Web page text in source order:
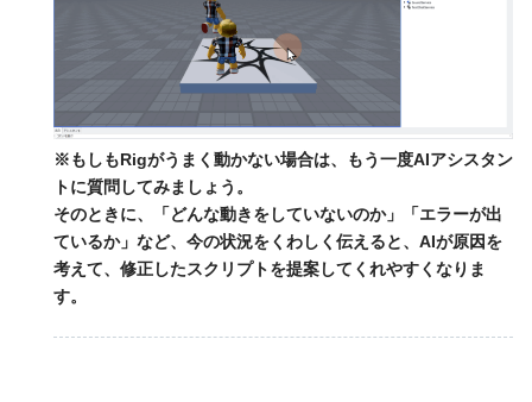
※もしもRigがうまく動かない場合は、もう一度AIアシスタン
トに質問してみましょう。
そのときに、「どんな動きをしていないのか」「エラーが出
ているか」など、今の状況をくわしく伝えると、AIが原因を
考えて、修正したスクリプトを提案してくれやすくなりま
す。